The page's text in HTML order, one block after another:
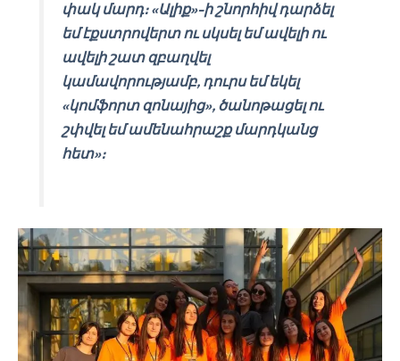
փակ մարդ։ «Ալիք»-ի շնորհիվ դարձել
եմ էքստրովերտ ու սկսել եմ ավելի ու
ավելի շատ զբաղվել
կամավորությամբ, դուրս եմ եկել
«կոմֆորտ զոնայից», ծանոթացել ու
շփվել եմ ամենահրաշք մարդկանց
հետ»։